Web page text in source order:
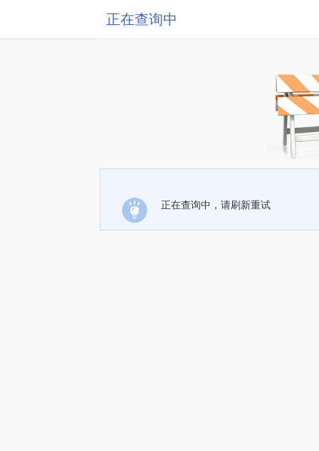
正在查询中
正在查询中，请刷新重试